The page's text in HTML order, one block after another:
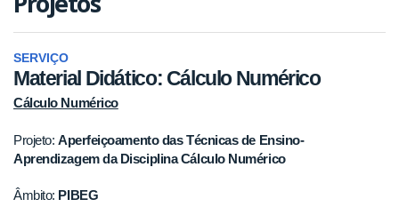
SERVIÇO
Material Didático: Cálculo Numérico
Cálculo Numérico
Projeto: Aperfeiçoamento das Técnicas de Ensino-
Aprendizagem da Disciplina Cálculo Numérico
Âmbito: PIBEG